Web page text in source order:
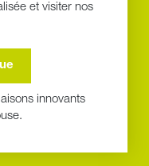
et visiter nos
innovants